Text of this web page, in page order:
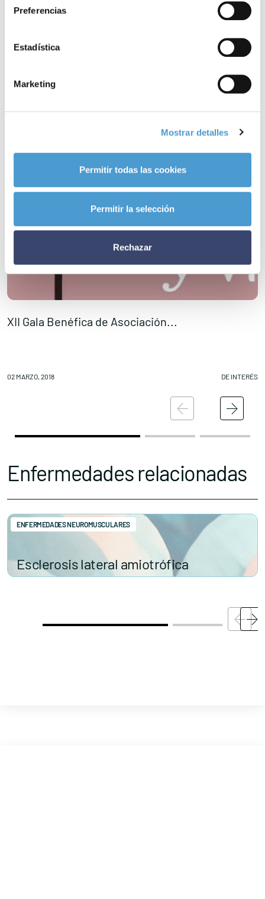
Preferencias
Estadística
Marketing
Mostrar detalles
Permitir todas las cookies
Permitir la selección
Rechazar
Noticias
relacionadas
XII Gala Benéfica de Asociación...
02 MARZO, 2018 DE INTERÉS
Enfermedades relacionadas
Esclerosis lateral amiotrófica
ENFERMEDADES NEUROMUSCULARES